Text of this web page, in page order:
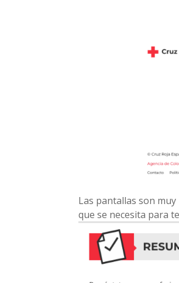
Las pantallas son
que se necesita para